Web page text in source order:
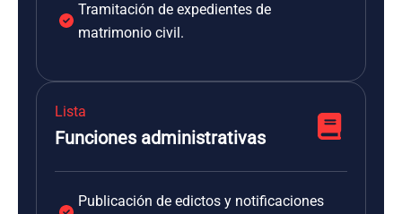
Tramitación de expedientes de
matrimonio civil.
Lista
Funciones administrativas
Publicación de edictos y notificaciones